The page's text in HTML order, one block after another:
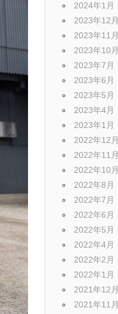
2024年1月
2023年12月
2023年11月
2023年10月
2023年7月
2023年6月
2023年5月
2023年4月
2023年1月
2022年12月
2022年11月
2022年10月
2022年8月
2022年7月
2022年6月
2022年5月
2022年4月
2022年2月
2022年1月
2021年12月
2021年11月